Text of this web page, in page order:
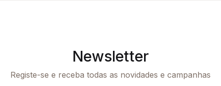
Newsletter
Registe-se e receba todas as novidades e campanhas